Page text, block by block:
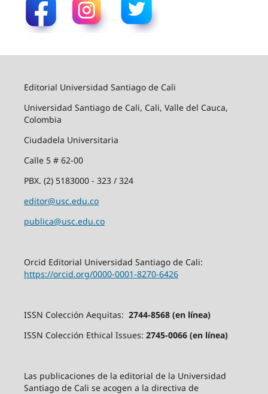
Editorial Universidad Santiago de Cali
Universidad Santiago de Cali, Cali, Valle del Cauca,
Colombia
Ciudadela Universitaria
Calle 5 # 62-00
PBX. (2) 5183000 - 323 / 324
editor@usc.edu.co
publica@usc.edu.co
Orcid Editorial Universidad Santiago de Cali:
https://orcid.org/0000-0001-8270-6426
ISSN Colección Aequitas: 2744-8568 (en línea)
ISSN Colección Ethical Issues: 2745-0066 (en línea)
Las publicaciones de la editorial de la Universidad
Santiago de Cali se acogen a la directiva de